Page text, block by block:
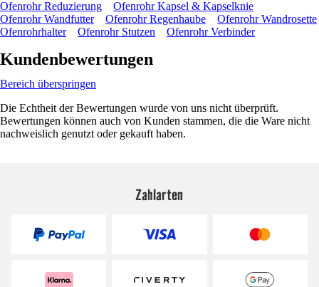
Ofenrohr Reduzierung
Ofenrohr Kapsel & Kapselknie
Ofenrohr Wandfutter
Ofenrohr Regenhaube
Ofenrohr Wandrosette
Ofenrohrhalter
Ofenrohr Stutzen Ofenrohr Verbinder
Kundenbewertungen
Bereich überspringen
Die Echtheit der Bewertungen wurde von uns nicht überprüft.
Bewertungen können auch von Kunden stammen, die die Ware nicht
nachweislich genutzt oder gekauft haben.
Zahlarten